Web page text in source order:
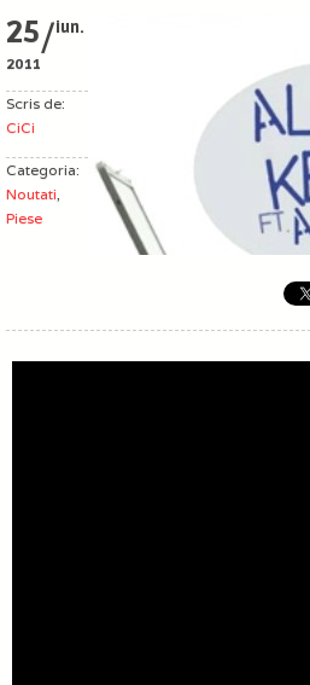
25/iun.
2011
Scris de:
CiCi
Categoria:
Noutati,
Piese